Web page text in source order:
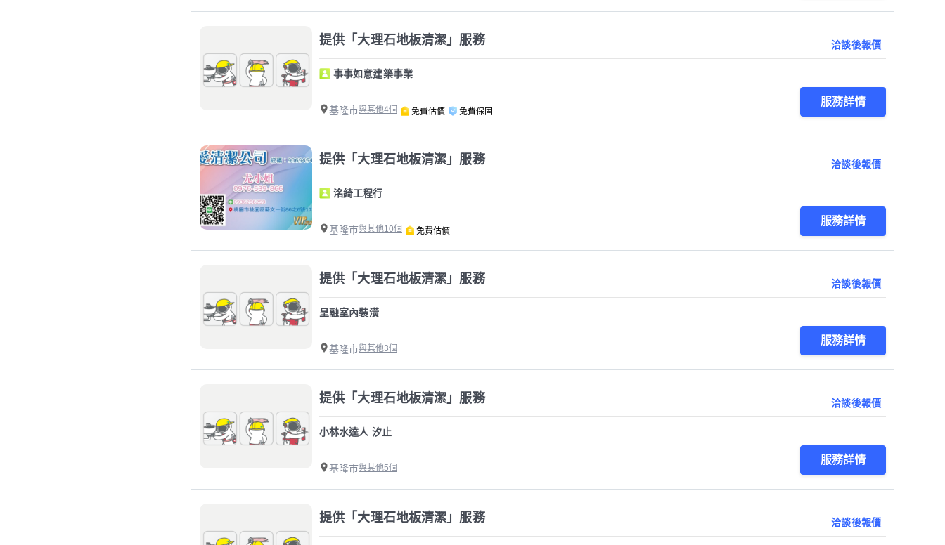
提供「大理石地板清潔」服務 洽談後報價
事事如意建築事業
基隆市與其他4個 免費估價 免費保固
服務詳情
提供「大理石地板清潔」服務 洽談後報價
洺綺工程行
基隆市與其他10個 免費估價
服務詳情
提供「大理石地板清潔」服務 洽談後報價
呈融室內裝潢
基隆市與其他3個
服務詳情
提供「大理石地板清潔」服務 洽談後報價
小林水達人 汐止
基隆市與其他5個
服務詳情
提供「大理石地板清潔」服務 洽談後報價